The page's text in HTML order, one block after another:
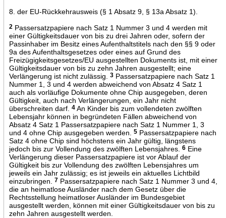
8. der EU-Rückkehrausweis (§ 1 Absatz 9, § 13a Absatz 1).
2Passersatzpapiere nach Satz 1 Nummer 3 und 4 werden mit
einer Gültigkeitsdauer von bis zu drei Jahren oder, sofern der
Passinhaber im Besitz eines Aufenthaltstitels nach den §§ 9 oder
9a des Aufenthaltsgesetzes oder eines auf Grund des
Freizügigkeitsgesetzes/EU ausgestellten Dokuments ist, mit einer
Gültigkeitsdauer von bis zu zehn Jahren ausgestellt; eine
Verlängerung ist nicht zulässig.
3Passersatzpapiere nach Satz 1
Nummer 1, 3 und 4 werden abweichend von Absatz 4 Satz 1
auch als vorläufige Dokumente ohne Chip ausgegeben, deren
Gültigkeit, auch nach Verlängerungen, ein Jahr nicht
überschreiten darf.
4An Kinder bis zum vollendeten zwölften
Lebensjahr können in begründeten Fällen abweichend von
Absatz 4 Satz 1 Passersatzpapiere nach Satz 1 Nummer 1, 3
und 4 ohne Chip ausgegeben werden.
5Passersatzpapiere nach
Satz 4 ohne Chip sind höchstens ein Jahr gültig, längstens
jedoch bis zur Vollendung des zwölften Lebensjahres.
6Eine
Verlängerung dieser Passersatzpapiere ist vor Ablauf der
Gültigkeit bis zur Vollendung des zwölften Lebensjahres um
jeweils ein Jahr zulässig; es ist jeweils ein aktuelles Lichtbild
einzubringen.
7Passersatzpapiere nach Satz 1 Nummer 3 und 4,
die an heimatlose Ausländer nach dem Gesetz über die
Rechtsstellung heimatloser Ausländer im Bundesgebiet
ausgestellt werden, können mit einer Gültigkeitsdauer von bis zu
zehn Jahren ausgestellt werden.